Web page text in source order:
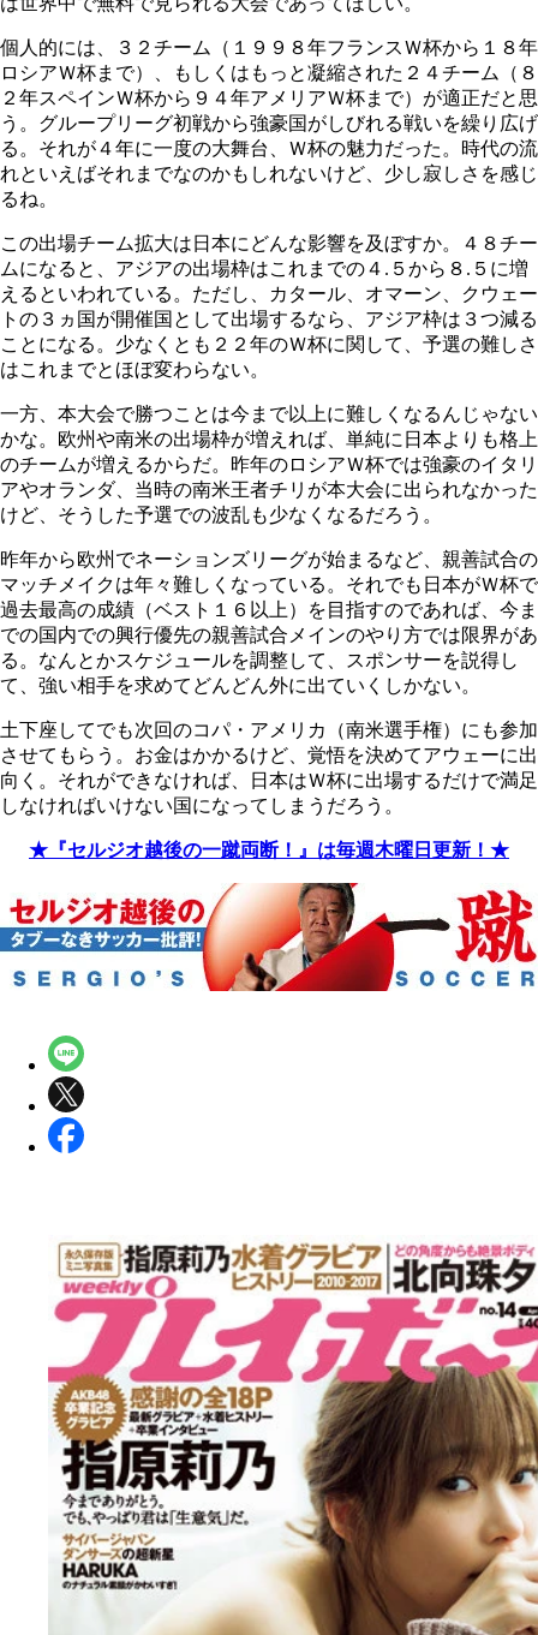
個人的には、３２チーム（１９９８年フランスＷ杯から１８年
ロシアＷ杯まで）、もしくはもっと凝縮された２４チーム（８
２年スペインＷ杯から９４年アメリアＷ杯まで）が適正だと思
う。グループリーグ初戦から強豪国がしびれる戦いを繰り広げ
る。それが４年に一度の大舞台、Ｗ杯の魅力だった。時代の流
れといえばそれまでなのかもしれないけど、少し寂しさを感じ
るね。
この出場チーム拡大は日本にどんな影響を及ぼすか。４８チー
ムになると、アジアの出場枠はこれまでの４.５から８.５に増
えるといわれている。ただし、カタール、オマーン、クウェー
トの３ヵ国が開催国として出場するなら、アジア枠は３つ減る
ことになる。少なくとも２２年のＷ杯に関して、予選の難しさ
はこれまでとほぼ変わらない。
一方、本大会で勝つことは今まで以上に難しくなるんじゃない
かな。欧州や南米の出場枠が増えれば、単純に日本よりも格上
のチームが増えるからだ。昨年のロシアＷ杯では強豪のイタリ
アやオランダ、当時の南米王者チリが本大会に出られなかった
けど、そうした予選での波乱も少なくなるだろう。
昨年から欧州でネーションズリーグが始まるなど、親善試合の
マッチメイクは年々難しくなっている。それでも日本がＷ杯で
過去最高の成績（ベスト１６以上）を目指すのであれば、今ま
での国内での興行優先の親善試合メインのやり方では限界があ
る。なんとかスケジュールを調整して、スポンサーを説得し
て、強い相手を求めてどんどん外に出ていくしかない。
土下座してでも次回のコパ・アメリカ（南米選手権）にも参加
させてもらう。お金はかかるけど、覚悟を決めてアウェーに出
向く。それができなければ、日本はＷ杯に出場するだけで満足
しなければいけない国になってしまうだろう。
★『セルジオ越後の一蹴両断！』は毎週木曜日更新！★